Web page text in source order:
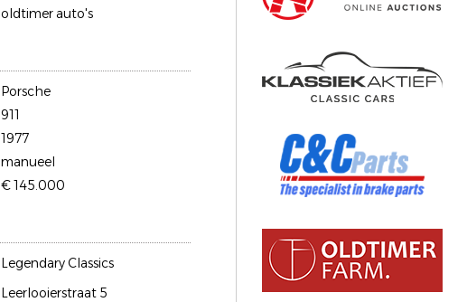
oldtimer auto's
Porsche
911
1977
manueel
€ 145.000
Legendary Classics
Leerlooierstraat 5